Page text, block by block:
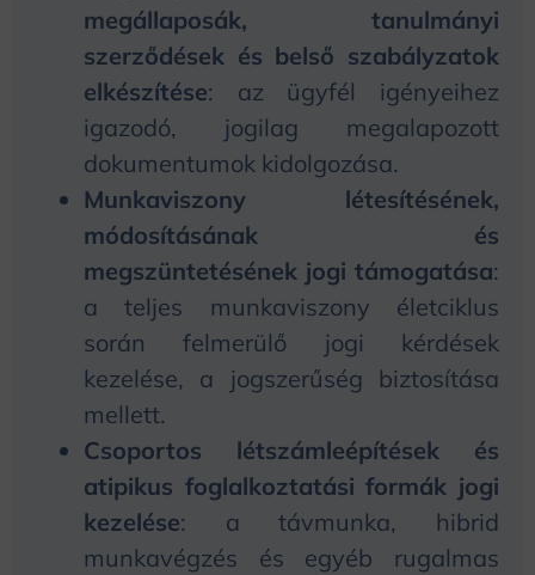
megállaposák, tanulmányi
szerződések és belső szabályzatok
elkészítése: az ügyfél igényeihez
igazodó, jogilag megalapozott
dokumentumok kidolgozása.
Munkaviszony létesítésének,
módosításának és
megszüntetésének jogi támogatása:
a teljes munkaviszony életciklus
során felmerülő jogi kérdések
kezelése, a jogszerűség biztosítása
mellett.
Csoportos létszámleépítések és
atipikus foglalkoztatási formák jogi
kezelése: a távmunka, hibrid
munkavégzés és egyéb rugalmas